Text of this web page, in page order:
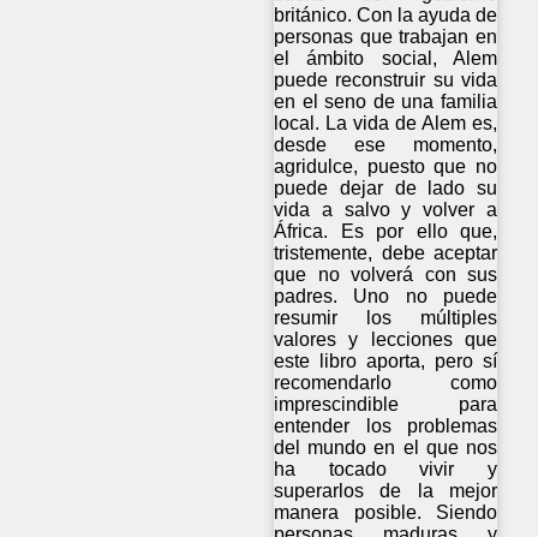
británico. Con la ayuda de
personas que trabajan en
el ámbito social, Alem
puede reconstruir su vida
en el seno de una familia
local. La vida de Alem es,
desde ese momento,
agridulce, puesto que no
puede dejar de lado su
vida a salvo y volver a
África. Es por ello que,
tristemente, debe aceptar
que no volverá con sus
padres. Uno no puede
resumir los múltiples
valores y lecciones que
este libro aporta, pero sí
recomendarlo como
imprescindible para
entender los problemas
del mundo en el que nos
ha tocado vivir y
superarlos de la mejor
manera posible. Siendo